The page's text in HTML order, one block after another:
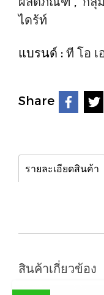
ไดร้ท์
แบรนด์ : ที โอ เ
Share
รายละเอียดสินค้า
สินค้าเกี่ยวข้อง